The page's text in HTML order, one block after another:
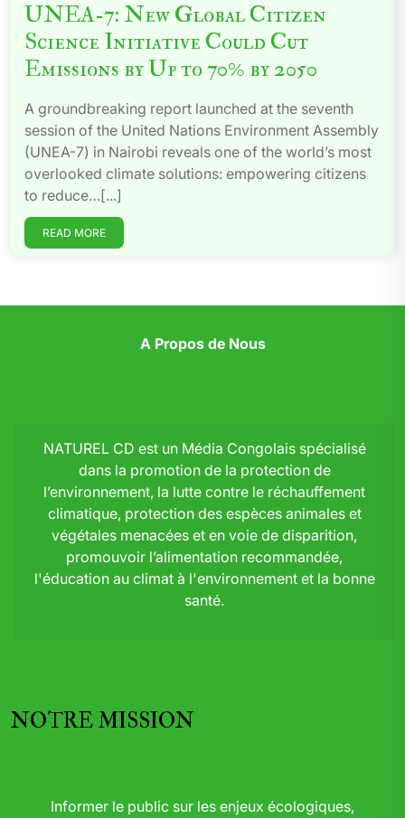
UNEA-7: New Global Citizen
Science Initiative Could Cut
Emissions by Up to 70% by 2050
A groundbreaking report launched at the seventh
session of the United Nations Environment Assembly
(UNEA-7) in Nairobi reveals one of the world’s most
overlooked climate solutions: empowering citizens
to reduce…[...]
READ MORE
A Propos de Nous
NATUREL CD est un Média Congolais spécialisé
dans la promotion de la protection de
l’environnement, la lutte contre le réchauffement
climatique, protection des espèces animales et
végétales menacées et en voie de disparition,
promouvoir l’alimentation recommandée,
l'éducation au climat à l'environnement et la bonne
santé.
NOTRE MISSION
Informer le public sur les enjeux écologiques,